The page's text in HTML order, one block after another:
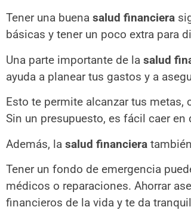
Tener una buena salud financiera
básicas y tener un poco extra para
Una parte importante de la salud
ayuda a planear tus gastos y a
Esto te permite alcanzar tus metas,
Sin un presupuesto, es fácil caer en
Además, la salud financiera
Tener un fondo de emergencia
médicos o reparaciones. Ahorrar
financieros de la vida y te da